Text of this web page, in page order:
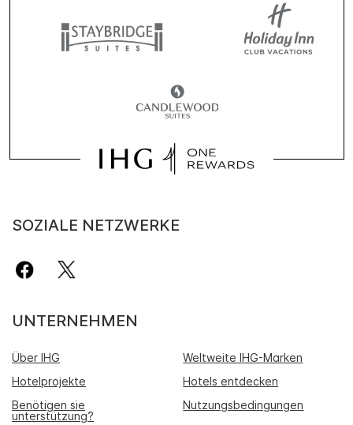
SOZIALE NETZWERKE
UNTERNEHMEN
Über IHG
Weltweite IHG-Marken
Hotelprojekte
Hotels entdecken
Benötigen sie
unterstützung?
Nutzungsbedingungen